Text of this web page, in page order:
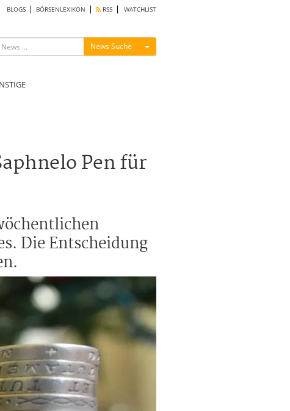
BLOGS BÖRSENLEXIKON RSS WATCHLIST
News Suche Menü ein-/ausblenden
Pen für
Die Entscheidung